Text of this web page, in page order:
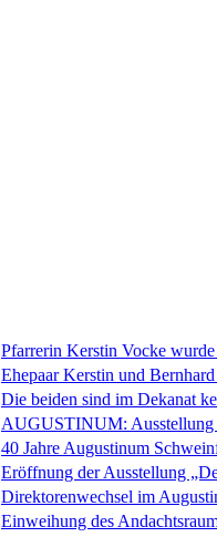
Pfarrerin Kerstin Vocke
Ehepaar Kerstin und
Die beiden sind im Dekanat
AUGUSTINUM: Ausstellung
40 Jahre Augustinum
Eröffnung der Ausstellung
Direktorenwechsel im
Einweihung des